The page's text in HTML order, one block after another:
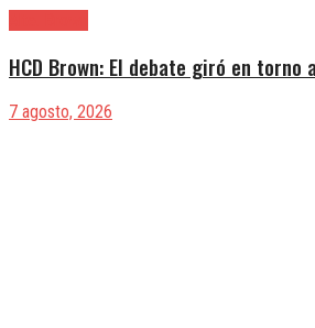
HCD Brown: El debate giró en torno
7 agosto, 2026